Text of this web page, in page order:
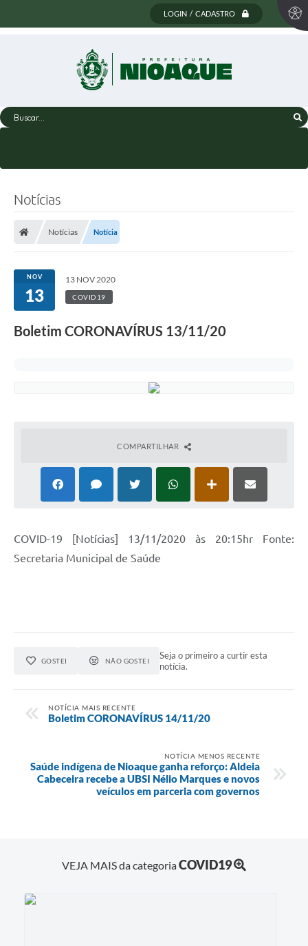
LOGIN / CADASTRO
Buscar...
Notícias
Notícias Notícia
NOV
13
13 NOV 2020
COVID19
Boletim CORONAVÍRUS 13/11/20
COMPARTILHAR
COVID-19 [Notícias] 13/11/2020 às 20:15hr Fonte:
Secretaria Municipal de Saúde
GOSTEI NÃO GOSTEI
Seja o primeiro a curtir esta
notícia.
NOTÍCIA MAIS RECENTE
Boletim CORONAVÍRUS 14/11/20
NOTÍCIA MENOS RECENTE
Saúde indígena de Nioaque ganha reforço: Aldeia
Cabeceira recebe a UBSI Nélio Marques e novos
veículos em parceria com governos
VEJA MAIS da categoriaCOVID19